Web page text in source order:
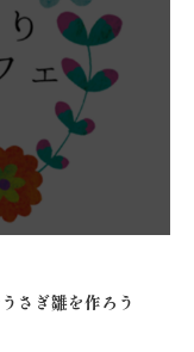
さぎ雛を作ろう